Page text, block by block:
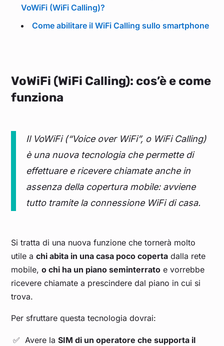
VoWiFi (WiFi Calling)?
Come abilitare il WiFi Calling sullo smartphone
VoWiFi (WiFi Calling): cos’è e come
funziona
Il VoWiFi (“Voice over WiFi”, o WiFi Calling)
è una nuova tecnologia che permette di
effettuare e ricevere chiamate anche in
assenza della copertura mobile: avviene
tutto tramite la connessione WiFi di casa.
Si tratta di una nuova funzione che tornerà molto
utile achi abita in una casa poco coperta dalla rete
mobile,o chi ha un piano seminterrato e vorrebbe
ricevere chiamate a prescindere dal piano in cui si
trova.
Per sfruttare questa tecnologia dovrai:
Avere la SIM di un operatore che supporta il